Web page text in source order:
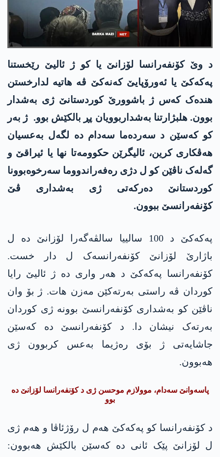
د وێ کۆنفەرانسا لۆزانێ یا کو ژ ئالیێ رێخستنا
پەکەکێ یا ئەورۆپایێ کەنەکێ ڤە ھاتیە لدارخستن
ھندەک کەس ژ باشوورێ کوردستانێ ژی بەشدار
بوون. ھلبژارتنا بەشداربوویان پڕ بالکێش بوو. ژ بەر
کو کەسێن د سەردەما سەدام دە لگەل بەعسیان
ھەڤکاری کرین، ئالیگرێن حکوومەتا نھا یا ئیراقێ و
گەلەک ناڤێن کو ل دژی رەفەراندووما سەرخوەبوونا
کوردستانێ دەرکەتی ژی بەشداری ڤێ
کۆنفەرانسێ ببوون.
پەکەکێ د 100 سالییا سالڤەگەرا لۆزانێ دە ل
باژارێ لۆزانێ کۆنفەرانسەک ل دار خست.
کۆنفەرانسا پەکەکێ د ھەر واری دە ژ ئالیێ رایا
کوردان ڤە راستی بەرتەکێن مەزن ھات. ژ بۆ وان
ناڤێن کو بەشداری کۆنفەرانسێ بوونە ژی کوردان
بەرتەک نیشان دا. د کۆنفەرانسێ دە کەسێن
جاشایەتی ژ بۆی رەژیما بەعس کربوون ژی
ھەبوون.
پاسەوانێ سەدام، موولازم موحسن ژی د کۆنفەرانسا لۆزانێ دە
بوو
د کۆنفەرانسا کو پەکەکێ ھەم ل رۆژئاڤا و ھەم ژی
ل لۆزانێ پێک ئانی دە کەسێن بالکێش ھەبوون: